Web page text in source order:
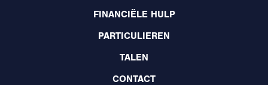
FINANCIËLE HULP
PARTICULIEREN
TALEN
CONTACT